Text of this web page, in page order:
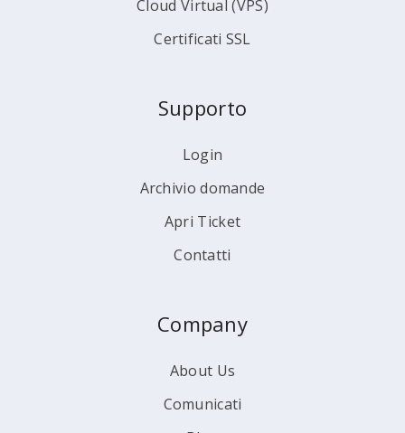
Cloud Virtual (VPS)
Certificati SSL
Supporto
Login
Archivio domande
Apri Ticket
Contatti
Company
About Us
Comunicati